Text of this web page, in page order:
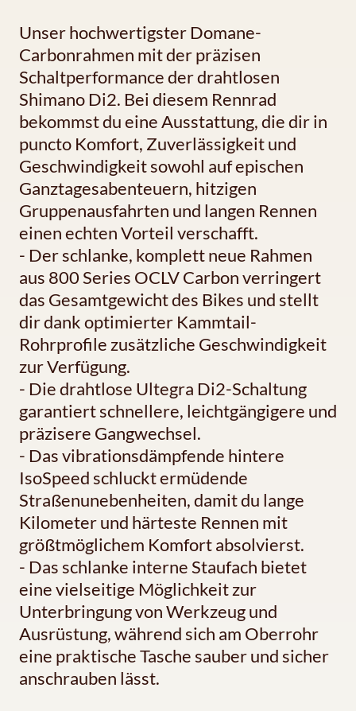
Unser hochwertigster Domane-
Carbonrahmen mit der präzisen
Schaltperformance der drahtlosen
Shimano Di2. Bei diesem Rennrad
bekommst du eine Ausstattung, die dir in
puncto Komfort, Zuverlässigkeit und
Geschwindigkeit sowohl auf epischen
Ganztagesabenteuern, hitzigen
Gruppenausfahrten und langen Rennen
einen echten Vorteil verschafft.
- Der schlanke, komplett neue Rahmen
aus 800 Series OCLV Carbon verringert
das Gesamtgewicht des Bikes und stellt
dir dank optimierter Kammtail-
Rohrprofile zusätzliche Geschwindigkeit
zur Verfügung.
- Die drahtlose Ultegra Di2-Schaltung
garantiert schnellere, leichtgängigere und
präzisere Gangwechsel.
- Das vibrationsdämpfende hintere
IsoSpeed schluckt ermüdende
Straßenunebenheiten, damit du lange
Kilometer und härteste Rennen mit
größtmöglichem Komfort absolvierst.
- Das schlanke interne Staufach bietet
eine vielseitige Möglichkeit zur
Unterbringung von Werkzeug und
Ausrüstung, während sich am Oberrohr
eine praktische Tasche sauber und sicher
anschrauben lässt.